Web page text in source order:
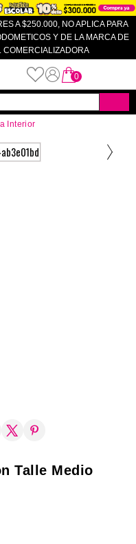
A $250.000, NO APLICA PARA
Y DE LA MARCA DE
COMERCIALIZADORA
SI
0
Interior
Talle Medio